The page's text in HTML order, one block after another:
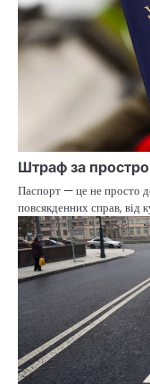
Штраф за
Паспорт — це не просто
повсякденних справ, від